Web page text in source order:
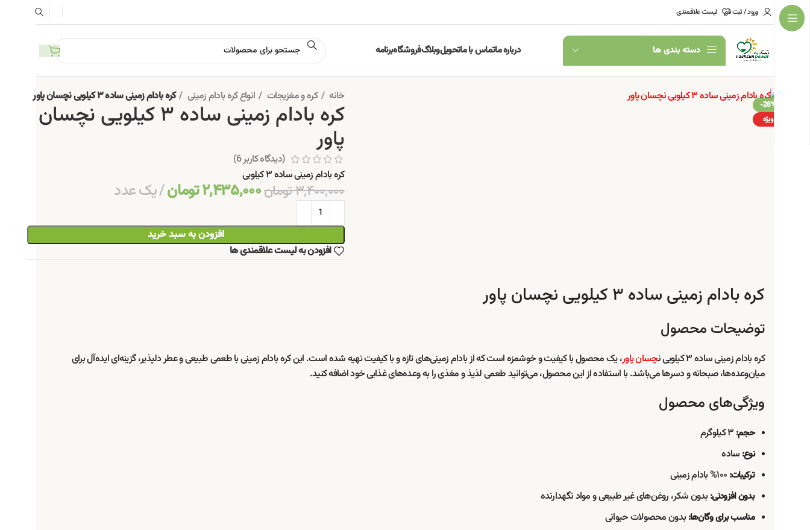
ورود / ثبت نام لیست علاقمندی
دسته بندی ها درباره ماتماس با ماتحویلوبلاگفروشگاهبرنامه
-28%
ویژه
خانه کره و مغزیجات انواع کره بادام زمینی کره بادام زمینی ساده ۳ کیلویی نچسان پاور
کره بادام زمینی ساده ۳ کیلویی نچسان
پاور
(دیدگاه کاربر6
)
کره بادام زمینی ساده ۳ کیلویی
۳,۴۰۰,۰۰۰تومان۲,۴۳۵,۰۰۰تومان یک عدد
افزودن به سبد خرید
افزودن به لیست علاقمندی ها
کره بادام زمینی ساده ۳ کیلویی نچسان پاور
توضیحات محصول
کره بادام زمینی ساده ۳ کیلویی ن چسان پاور، یک محصول با کیفیت و خوشمزه است که از بادام زمینی‌های تازه و با کیفیت تهیه شده است. این کره بادام زمینی با طعمی طبیعی و عطر دلپذیر، گزینه‌ای ایده‌آل برای
میان‌وعده‌ها، صبحانه و دسرها می‌باشد. با استفاده از این محصول، می‌توانید طعمی لذیذ و مغذی را به وعده‌های غذایی خود اضافه کنید.
ویژگی‌های محصول
حجم:
نوع: ساده
ترکیبات:
بدون افزودنی: بدون شکر، روغن‌های غیر طبیعی و مواد نگهدارنده
مناسب برای وگان‌ها: بدون محصولات حیوانی